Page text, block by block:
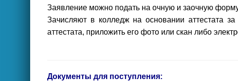
Заявление можно подать на очную и заочную
Зачисляют в колледж на основании аттестата
аттестата, приложить его фото или скан либо
Документы для поступления: